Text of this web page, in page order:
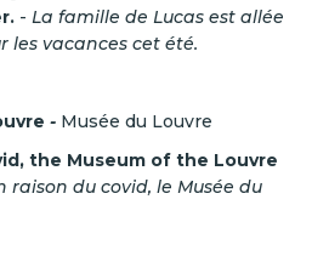
- La famille de Lucas est allée
les vacances cet été.
- Musée du Louvre
the Museum of the Louvre
raison du covid, le Musée du